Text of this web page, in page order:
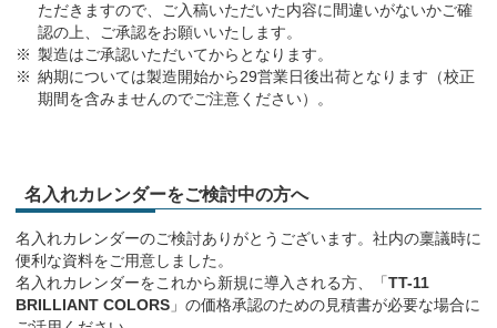
ただきますので、ご入稿いただいた内容に間違いがないかご確
認の上、ご承認をお願いいたします。
製造はご承認いただいてからとなります。
納期については製造開始から29営業日後出荷となります（校正
期間を含みませんのでご注意ください）。
名入れカレンダーをご検討中の方へ
名入れカレンダーのご検討ありがとうございます。社内の稟議時に
便利な資料をご用意しました。
名入れカレンダーをこれから新規に導入される方、「TT-11
BRILLIANT COLORS 」の価格承認のための見積書が必要な場合に